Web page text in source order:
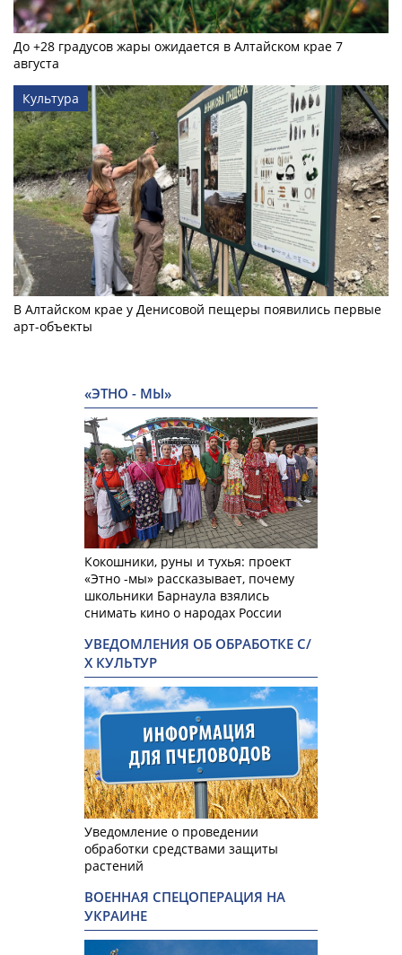
До +28 градусов жары ожидается в Алтайском крае 7
августа
Культура
В Алтайском крае у Денисовой пещеры появились первые
арт-объекты
«ЭТНО - МЫ»
Кокошники, руны и тухья: проект
«Этно -мы» рассказывает, почему
школьники Барнаула взялись
снимать кино о народах России
УВЕДОМЛЕНИЯ ОБ ОБРАБОТКЕ С/
Х КУЛЬТУР
Уведомление о проведении
обработки средствами защиты
растений
ВОЕННАЯ СПЕЦОПЕРАЦИЯ НА
УКРАИНЕ